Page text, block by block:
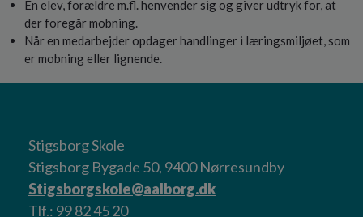
En elev, forældre m.fl. henvender sig og giver udtryk for, at
der foregår mobning.
Når en medarbejder opdager handlinger i læringsmiljøet, som
er mobning eller lignende.
Stigsborg Skole
Stigsborg Bygade 50, 9400 Nørresundby
Stigsborgskole@aalborg.dk
Tlf.: 99 82 45 20